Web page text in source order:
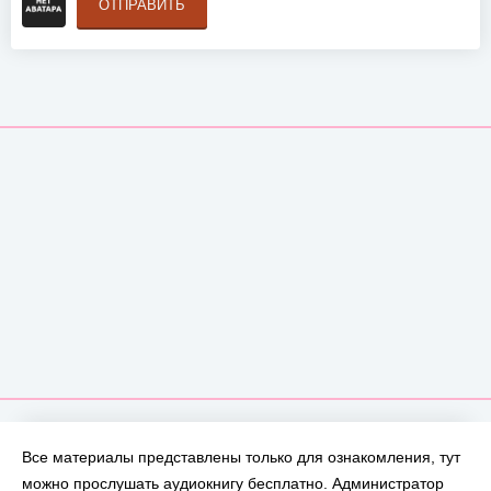
ОТПРАВИТЬ
Все материалы представлены только для ознакомления, тут
можно прослушать аудиокнигу бесплатно. Администратор